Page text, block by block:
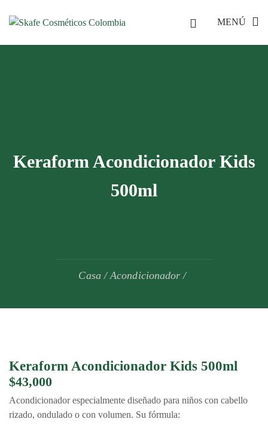
MENÚ
Keraform Acondicionador Kids
500ml
Casa / Acondicionador /
Keraform Acondicionador Kids 500ml
$43,000
Acondicionador especialmente diseñado para niños con cabello
rizado, ondulado o con volumen. Su fórmula: